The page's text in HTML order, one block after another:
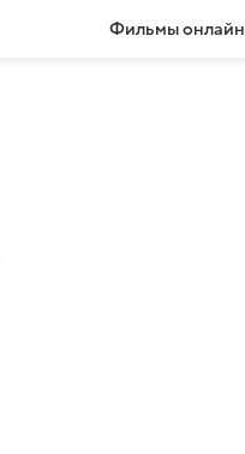
Фильмы онлайн